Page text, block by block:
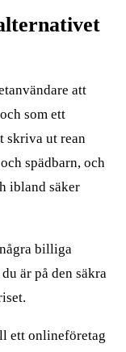
att
som ett
skriva ut rean
spädbarn, och
ibland säker
billiga
är på den säkra
ett onlineföretag